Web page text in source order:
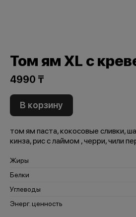
Том ям XL с
4990 ₸
В корзину
том ям паста, кокосовые сливки,
кинза, рис с лаймом , черри, чили
Жиры
Белки
Углеводы
Энерг. ценность